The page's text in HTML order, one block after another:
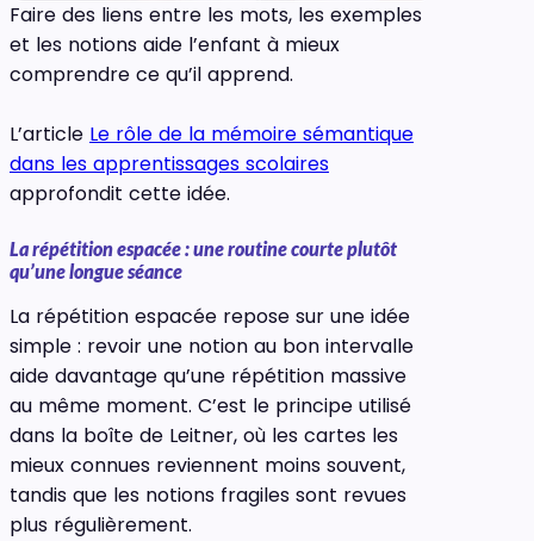
Faire des liens entre les mots, les exemples
et les notions aide l’enfant à mieux
comprendre ce qu’il apprend.
L’article Le rôle de la mémoire sémantique
dans les apprentissages scolaires
approfondit cette idée.
La répétition espacée : une routine courte plutôt
qu’une longue séance
La répétition espacée repose sur une idée
simple : revoir une notion au bon intervalle
aide davantage qu’une répétition massive
au même moment. C’est le principe utilisé
dans la boîte de Leitner, où les cartes les
mieux connues reviennent moins souvent,
tandis que les notions fragiles sont revues
plus régulièrement.